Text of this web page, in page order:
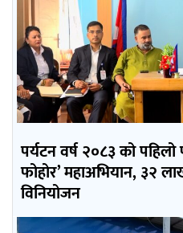
पर्यटन वर्ष २०८३ को पहिलो
फोहोर’ महाअभियान, ३२
विनियोजन